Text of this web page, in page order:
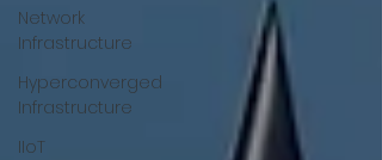
Network
Infrastructure
Hyperconverged
Infrastructure
IIoT